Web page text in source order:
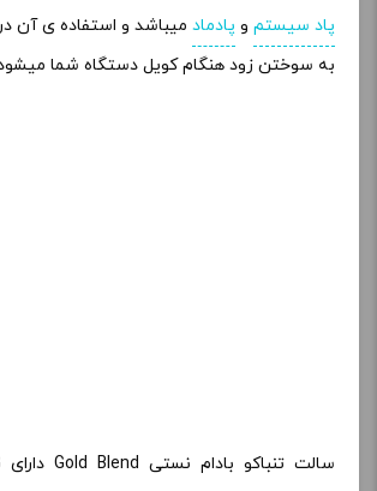
پاد سیستم و پادماد میباشد و استفاده ی آن
به سوختن زود هنگام کویل دستگاه شما